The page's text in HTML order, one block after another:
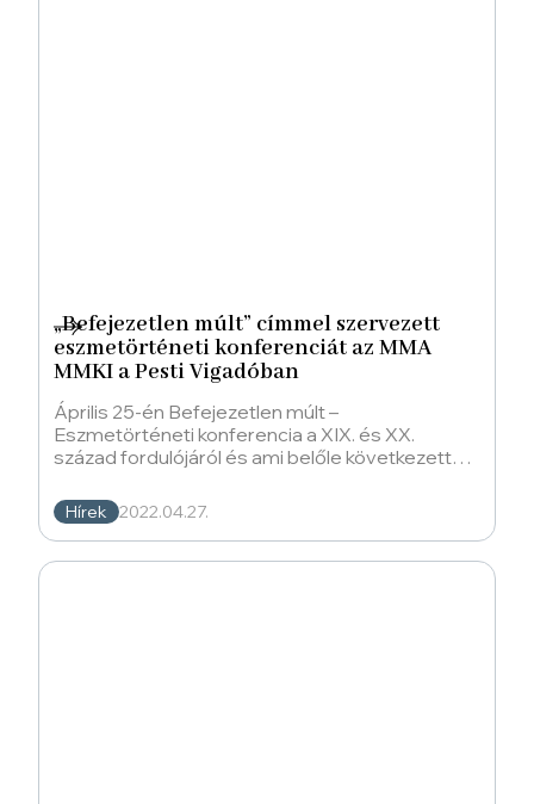
„Befejezetlen múlt” címmel szervezett
eszmetörténeti konferenciát az MMA
MMKI a Pesti Vigadóban
Április 25-én Befejezetlen múlt –
Eszmetörténeti konferencia a XIX. és XX.
század fordulójáról és ami belőle következett
Hírek 2022.04.27.